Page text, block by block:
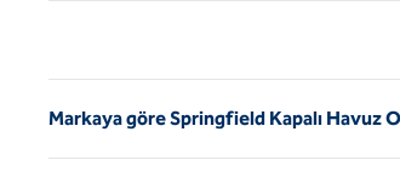
Markaya göre Springfield Kapalı Havuz